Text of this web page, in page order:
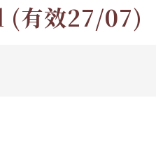
(有效27/07)